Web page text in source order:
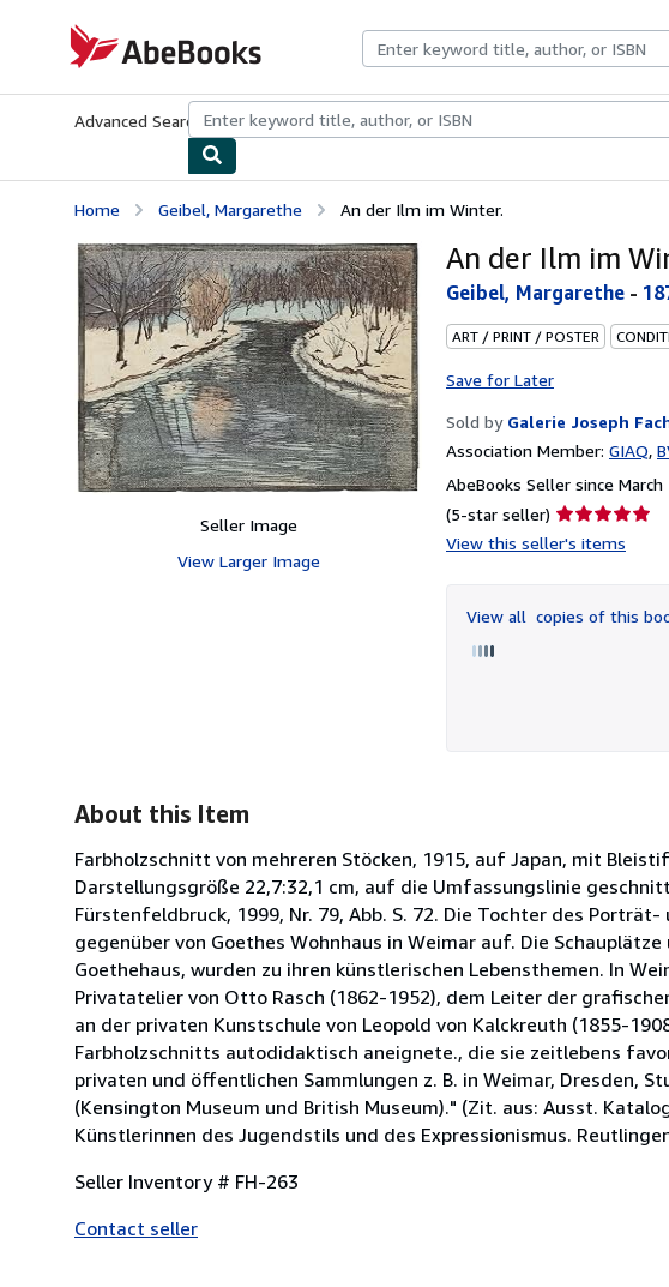
AbeBooks.com
Advanced Search Browse CollectionsRare BooksArt & Collectibles
Home Geibel, Margarethe An der Ilm im Winter.
Seller Image
View Larger Image
An der Ilm im
Geibel, Margarethe -
ART / PRINT / POSTER
Save for Later
Sold by Galerie Joseph
Association Member: GIAQ
AbeBooks Seller since March
(5-star seller) Seller
rating
of
5
View this seller's items
View all copies of this
About this Item
Farbholzschnitt von mehreren Stöcken, 1915, auf Japan, mit
Darstellungsgröße 22,7:32,1 cm, auf die Umfassungslinie
Fürstenfeldbruck, 1999, Nr. 79, Abb. S. 72. Die Tochter des
gegenüber von Goethes Wohnhaus in Weimar auf. Die
Goethehaus, wurden zu ihren künstlerischen Lebensthemen. In
Privatatelier von Otto Rasch (1862-1952), dem Leiter der
an der privaten Kunstschule von Leopold von Kalckreuth (1855-
Farbholzschnitts autodidaktisch aneignete., die sie zeitlebens
privaten und öffentlichen Sammlungen z. B. in Weimar, Dresden,
(Kensington Museum und British Museum)." (Zit. aus: Ausst.
Künstlerinnen des Jugendstils und des Expressionismus.
Seller Inventory # FH-263
Contact seller